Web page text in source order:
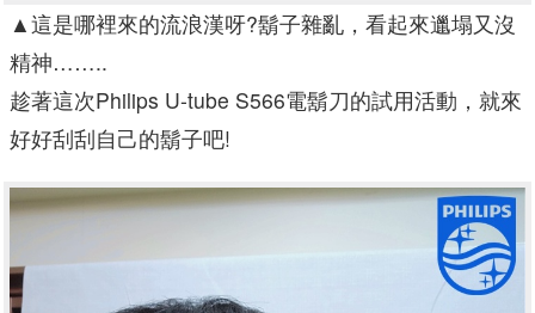
▲這是哪裡來的流浪漢呀?鬍子雜亂，看起來邋塌又沒
精神……..
趁著這次Philips U-tube S566電鬍刀的試用活動，就來
好好刮刮自己的鬍子吧!